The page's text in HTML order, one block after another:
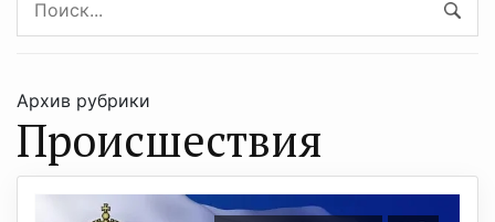
Архив рубрики
Происшествия